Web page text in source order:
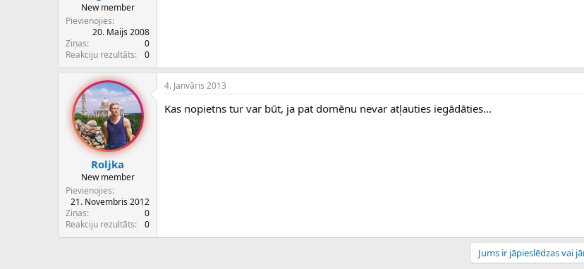
New member
Pievienojies
20. Maijs 2008
Ziņas
0
Reakciju rezultāts
0
Roljka
New member
Pievienojies
21. Novembris 2012
Ziņas
0
Reakciju rezultāts
0
4. Janvāris 2013
Kas nopietns tur var būt, ja pat domēnu nevar atļauties iegādāties...
Jums ir jāpieslēdzas vai